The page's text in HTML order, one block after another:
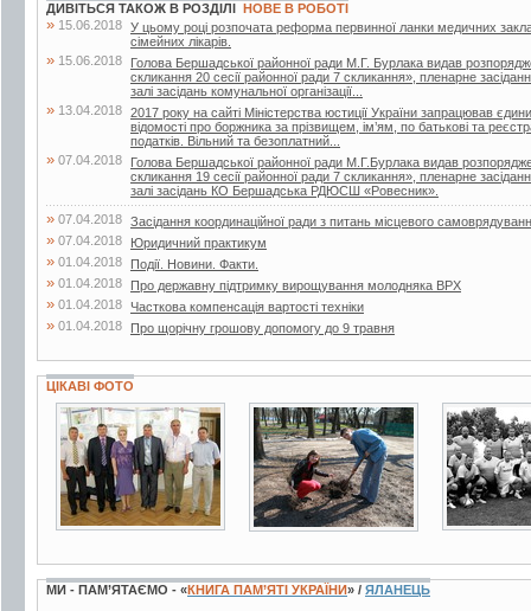
ДИВІТЬСЯ ТАКОЖ В РОЗДІЛІ НОВЕ В РОБОТІ
» 15.06.2018 У цьому році розпочата реформа первинної ланки медичних
сімейних лікарів.
» 15.06.2018
Голова Бершадської районної ради М.Г. Бурлака видав
скликання 20 сесії районної ради 7 скликання», пленарне
залі засідань комунальної організації...
» 13.04.2018 2017 року на сайті Міністерства юстиції України запрацював
відомості про боржника за прізвищем, ім’ям, по батькові та
податків. Вільний та безоплатний...
» 07.04.2018
Голова Бершадської районної ради М.Г.Бурлака видав
скликання 19 сесії районної ради 7 скликання», пленарне
залі засідань КО Бершадська РДЮСШ «Ровесник».
» 07.04.2018 Засідання координаційної ради з питань місцевого
» 07.04.2018 Юридичний практикум
» 01.04.2018 Події. Новини. Факти.
» 01.04.2018 Про державну підтримку вирощування молодняка ВРХ
» 01.04.2018 Часткова компенсація вартості техніки
» 01.04.2018 Про щорічну грошову допомогу до 9 травня
ЦІКАВІ ФОТО
3 фото 9 фото 2 фото
МИ - ПАМ’ЯТАЄМО - «КНИГА ПАМ’ЯТІ УКРАЇНИ» / ЯЛАНЕЦЬ